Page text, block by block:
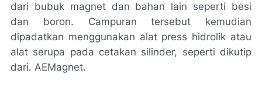
dari bubuk magnet dan bahan lain seperti besi
dan boron. Campuran tersebut kemudian
dipadatkan menggunakan alat press hidrolik atau
alat serupa pada cetakan silinder, seperti dikutip
dari. AEMagnet.